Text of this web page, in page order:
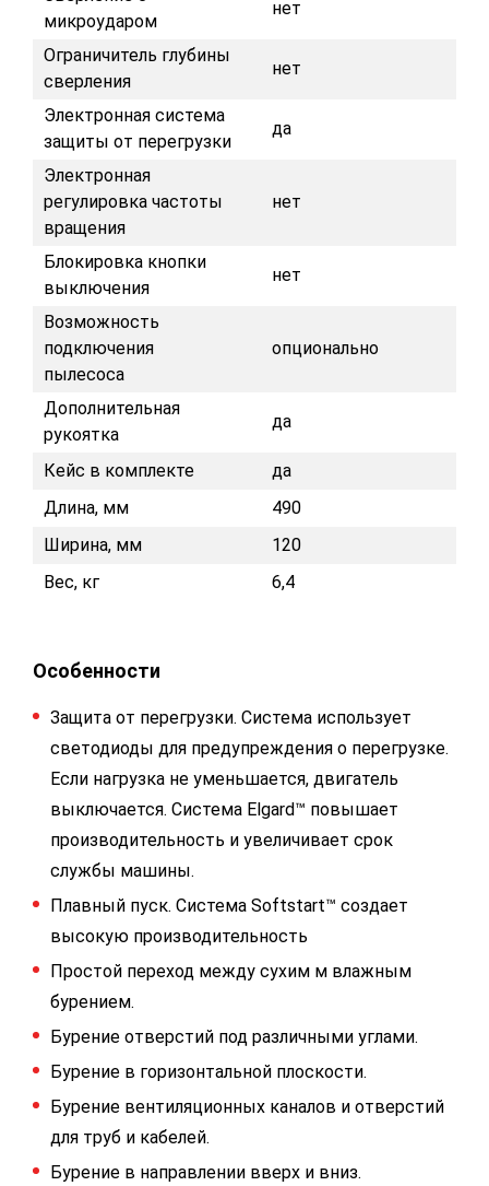
микроударом
нет
Ограничитель глубины
сверления
нет
Электронная система
защиты от перегрузки
да
Электронная
регулировка частоты
вращения
нет
Блокировка кнопки
выключения
нет
Возможность
подключения
пылесоса
опционально
Дополнительная
рукоятка
да
Кейс в комплекте
да
Длина, мм
490
Ширина, мм
120
Вес, кг
6,4
Особенности
Защита от перегрузки. Система использует
светодиоды для предупреждения о перегрузке.
Если нагрузка не уменьшается, двигатель
выключается. Система Elgard™ повышает
производительность и увеличивает срок
службы машины.
Плавный пуск. Система Softstart™ создает
высокую производительность
Простой переход между сухим м влажным
бурением.
Бурение отверстий под различными углами.
Бурение в горизонтальной плоскости.
Бурение вентиляционных каналов и отверстий
для труб и кабелей.
Бурение в направлении вверх и вниз.